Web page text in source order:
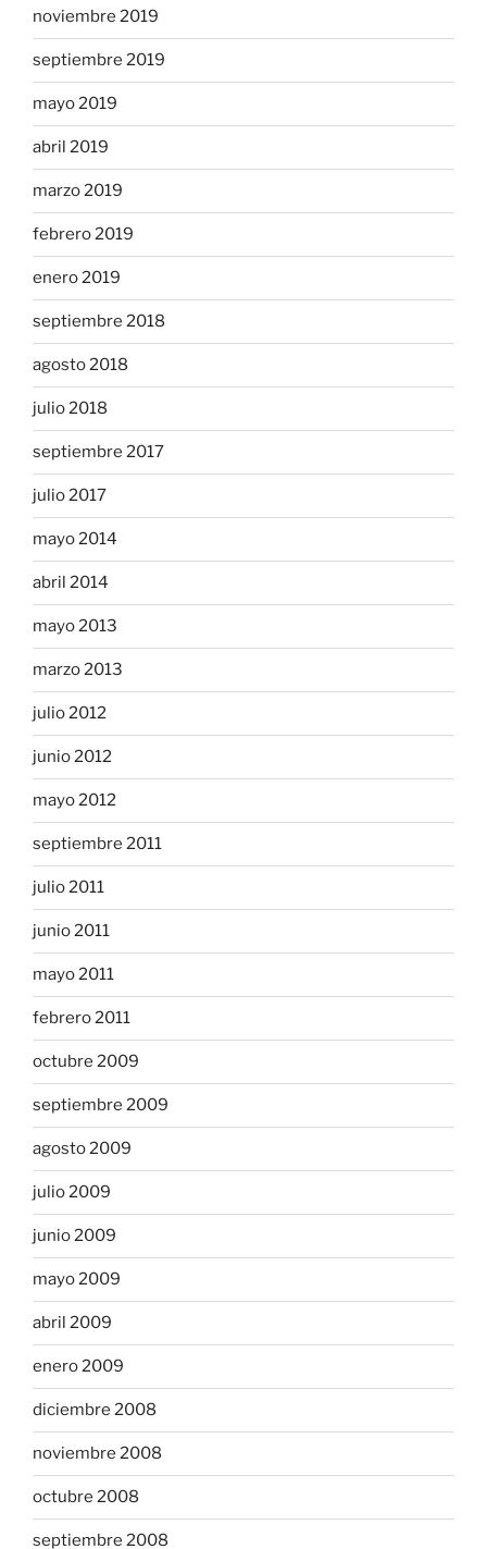
noviembre 2019
septiembre 2019
mayo 2019
abril 2019
marzo 2019
febrero 2019
enero 2019
septiembre 2018
agosto 2018
julio 2018
septiembre 2017
julio 2017
mayo 2014
abril 2014
mayo 2013
marzo 2013
julio 2012
junio 2012
mayo 2012
septiembre 2011
julio 2011
junio 2011
mayo 2011
febrero 2011
octubre 2009
septiembre 2009
agosto 2009
julio 2009
junio 2009
mayo 2009
abril 2009
enero 2009
diciembre 2008
noviembre 2008
octubre 2008
septiembre 2008